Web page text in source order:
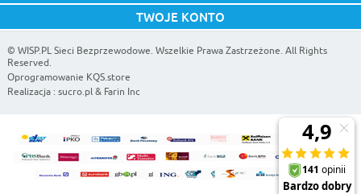
TWOJE KONTO
© WISP.PL Sieci Bezprzewodowe. Wszelkie Prawa Zastrzeżone. All Rights
Reserved.
Oprogramowanie KQS.store
Realizacja : sucro.pl& Farin Inc